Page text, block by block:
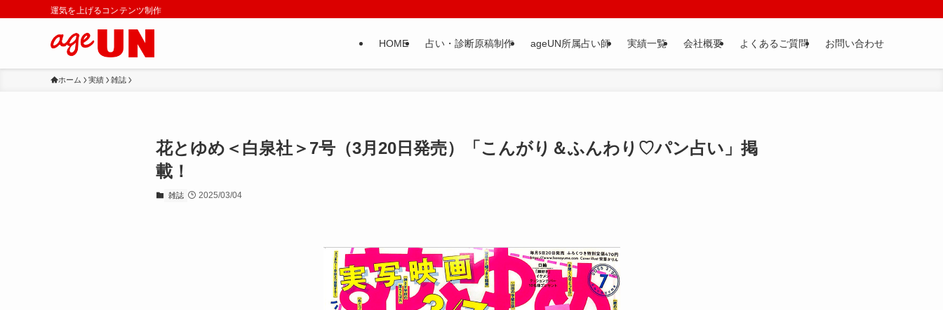
運気を上げるコンテンツ制作
HOME 占い・診断原稿制作 ageUN所属占い師 実績一覧 会社概要 よくあるご質問 お問い合わせ
ホーム 実績 雑誌
花とゆめ＜白泉社＞7号（3月20日発売）「こんがり＆ふんわり♡パン占い」掲
載！
雑誌 2025/03/04